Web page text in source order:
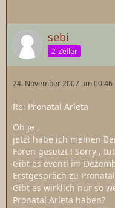
sebi
2-Zeller
24. November 2007 um 00:46
Re: Pronatal Arleta
Oh je ,
jetzt habe ich meinen
Foren gesetzt ! Sorry ,
Gibt es eventl im
Erstgespräch zu
Gibt es wirklich nur so
Pronatal Arleta haben?